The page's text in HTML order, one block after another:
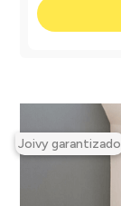
Joivy garantizado